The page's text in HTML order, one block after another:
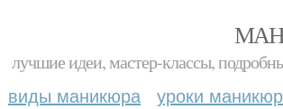
лучшие идеи, мастер-классы,
виды маникюра уроки